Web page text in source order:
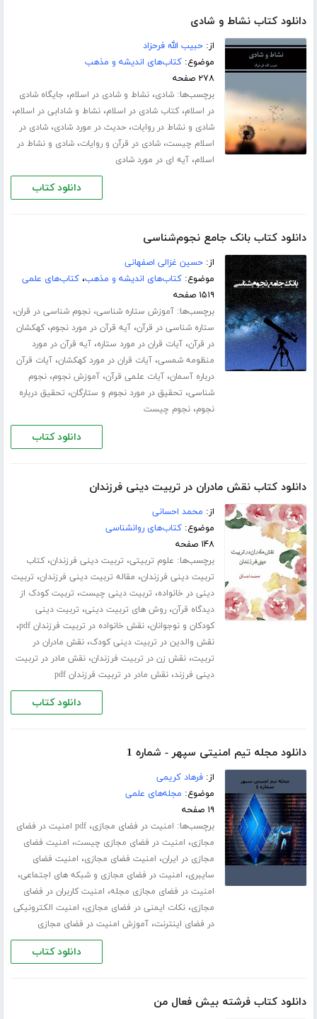
دانلود کتاب نشاط و شادی
از:حبیب الله فرحزاد
موضوع:کتاب‌های اندیشه و مذهب
۲۷۸ صفحه
برچسب‌ها:شادی،نشاط و شادی در اسلام، جایگاه شادی
در اسلام،کتاب شادی در اسلام،نشاط و شادابی در اسلام،
شادی و نشاط در روایات،حدیث در مورد شادی،شادی در
اسلام چیست،شادی در قرآن و روایات،شادی و نشاط در
اسلام،آیه ای در مورد شادی
دانلود کتاب
دانلود کتاب بانک جامع نجوم‌شناسی
از:حسین غزالی اصفهانی
موضوع:کتاب‌های اندیشه و مذهب،کتاب‌های علمی
۱۵۱۹ صفحه
برچسب‌ها:آموزش ستاره شناسی،نجوم شناسی در قران،
ستاره شناسی در قرآن،آیه قرآن در مورد نجوم،کهکشان
در قرآن،آیات قران در مورد ستاره،آیه قرآن در مورد
منظومه شمسی،آیات قران در مورد کهکشان،آیات قرآن
درباره آسمان،آیات علمی قرآن،آموزش نجوم،نجوم
شناسی، تحقیق در مورد نجوم و ستارگان، تحقیق درباره
نجوم،نجوم چیست
دانلود کتاب
دانلود کتاب نقش مادران در تربیت دینی فرزندان
از: محمد احسانی
موضوع:کتاب‌های روانشناسی
۱۴۸ صفحه
برچسب‌ها: علوم تربیتی، تربیت دینی فرزندان،کتاب
تربیت دینی فرزندان، مقاله تربیت دینی فرزندان، تربیت
دینی در خانواده، تربیت دینی چیست، تربیت کودک از
دیدگاه قرآن،روش های تربیت دینی، تربیت دینی
کودکان و نوجوانان،نقش خانواده در تربیت فرزندان pdf ،
نقش والدین در تربیت دینی کودک،نقش مادران در
تربیت،نقش زن در تربیت فرزندان،نقش مادر در تربیت
دینی فرزند،نقش مادر در تربیت فرزندان pdf
دانلود کتاب
دانلود مجله تیم امنیتی سپهر - شماره 1
از:فرهاد کریمی
موضوع: مجله‌های علمی
۱۹ صفحه
برچسب‌ها: امنیت در فضای مجازی،
pdf امنیت در فضای
مجازی، امنیت در فضای مجازی چیست، امنیت فضای
مجازی در ایران، امنیت فضای مجازی، امنیت فضای
سایبری، امنیت در فضای مجازی و شبکه های اجتماعی،
امنیت در فضای مجازی مجله، امنیت کاربران در فضای
مجازی،نکات ایمنی در فضای مجازی، امنیت الکترونیکی
در فضای اینترنت،آموزش امنیت در فضای مجازی
دانلود کتاب
دانلود کتاب فرشته بیش فعال من